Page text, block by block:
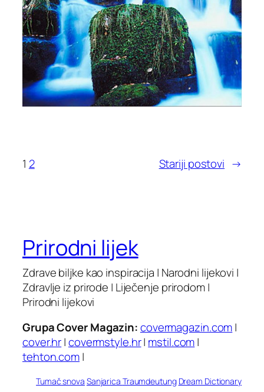
1 2 Stariji postovi →
Prirodni lijek
Zdrave biljke kao inspiracija | Narodni lijekovi |
Zdravlje iz prirode | Liječenje prirodom |
Prirodni lijekovi
Grupa Cover Magazin:covermagazin.com|
cover.hr|covermstyle.hr| mstil.com|
tehton.com|
Tumač snova Sanjarica Traumdeutung Dream Dictionary